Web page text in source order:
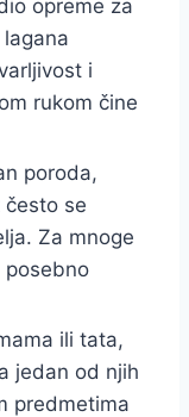
opreme za
i
rukom čine
poroda,
se
Za mnoge
ili tata,
jedan od njih
predmetima